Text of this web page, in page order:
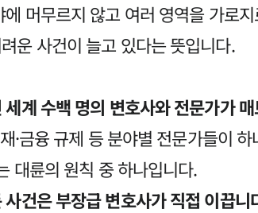
머무르지 않고 여러 영역을 가로
운 사건이 늘고 있다는 뜻입니다.
세계 수백 명의 변호사와 전문가가
·금융 규제 등 분야별 전문가들이
대륜의 원칙 중 하나입니다.
사건은 부장급 변호사가 직접 이끕니